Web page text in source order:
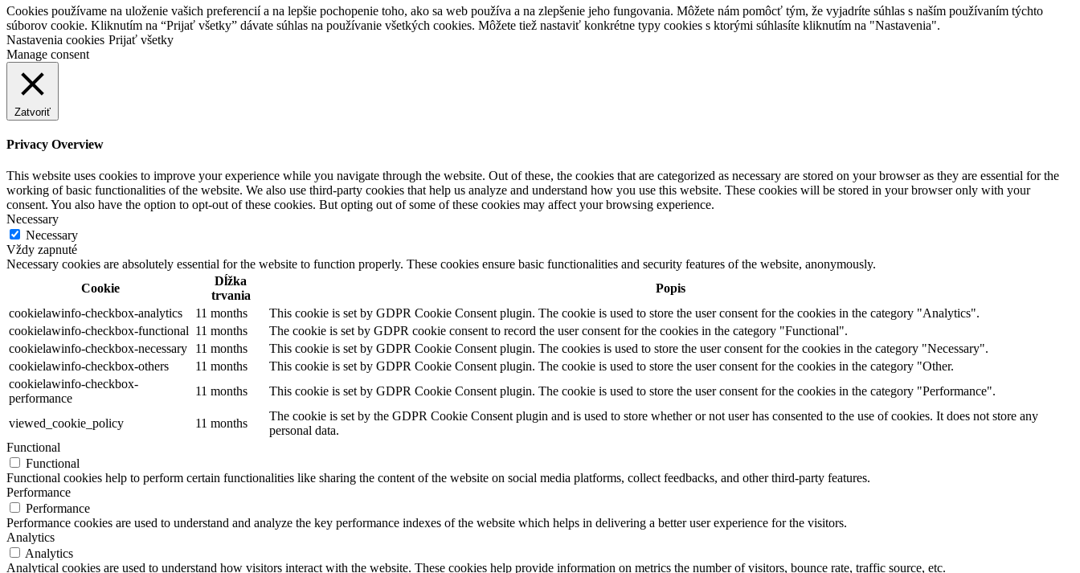
Cookies používame na uloženie vašich preferencií a na lepšie pochopenie toho, ako sa web používa a na zlepšenie jeho fungovania. Môžete nám pomôcť tým, že vyjadríte súhlas s naším používaním týchto
súborov cookie. Kliknutím na “Prijať všetky” dávate súhlas na používanie všetkých cookies. Môžete tiež nastaviť konkrétne typy cookies s ktorými súhlasíte kliknutím na "Nastavenia".
Nastavenia cookies Prijať všetky
Manage consent
Zatvoriť
Privacy Overview
This website uses cookies to improve your experience while you navigate through the website. Out of these, the cookies that are categorized as necessary are stored on your browser as they are essential for the
working of basic functionalities of the website. We also use third-party cookies that help us analyze and understand how you use this website. These cookies will be stored in your browser only with your
consent. You also have the option to opt-out of these cookies. But opting out of some of these cookies may affect your browsing experience.
Necessary
Necessary
Vždy zapnuté
Necessary cookies are absolutely essential for the website to function properly. These cookies ensure basic functionalities and security features of the website, anonymously.
Cookie
Dĺžka
trvania
Popis
cookielawinfo-checkbox-analytics
11 months
This cookie is set by GDPR Cookie Consent plugin. The cookie is used to store the user consent for the cookies in the category "Analytics".
cookielawinfo-checkbox-functional 11 months
The cookie is set by GDPR cookie consent to record the user consent for the cookies in the category "Functional".
cookielawinfo-checkbox-necessary
11 months
This cookie is set by GDPR Cookie Consent plugin. The cookies is used to store the user consent for the cookies in the category "Necessary".
cookielawinfo-checkbox-others
11 months
This cookie is set by GDPR Cookie Consent plugin. The cookie is used to store the user consent for the cookies in the category "Other.
cookielawinfo-checkbox-
performance
11 months This cookie is set by GDPR Cookie Consent plugin. The cookie is used to store the user consent for the cookies in the category "Performance".
viewed_cookie_policy 11 months
The cookie is set by the GDPR Cookie Consent plugin and is used to store whether or not user has consented to the use of cookies. It does not store any
personal data.
Functional
Functional
Functional cookies help to perform certain functionalities like sharing the content of the website on social media platforms, collect feedbacks, and other third-party features.
Performance
Performance
Performance cookies are used to understand and analyze the key performance indexes of the website which helps in delivering a better user experience for the visitors.
Analytics
Analytics
Analytical cookies are used to understand how visitors interact with the website. These cookies help provide information on metrics the number of visitors, bounce rate, traffic source, etc.